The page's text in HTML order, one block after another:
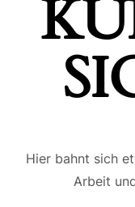
Hier bahnt sich
Arbeit